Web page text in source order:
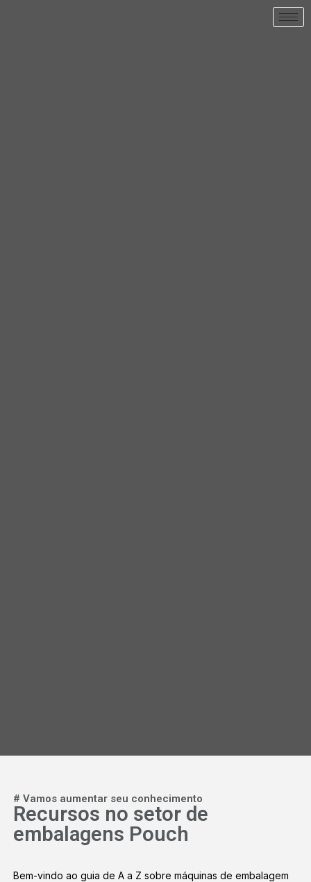
# Vamos aumentar seu conhecimento
Recursos no setor de
embalagens Pouch
Bem-vindo ao guia de A a Z sobre máquinas de embalagem